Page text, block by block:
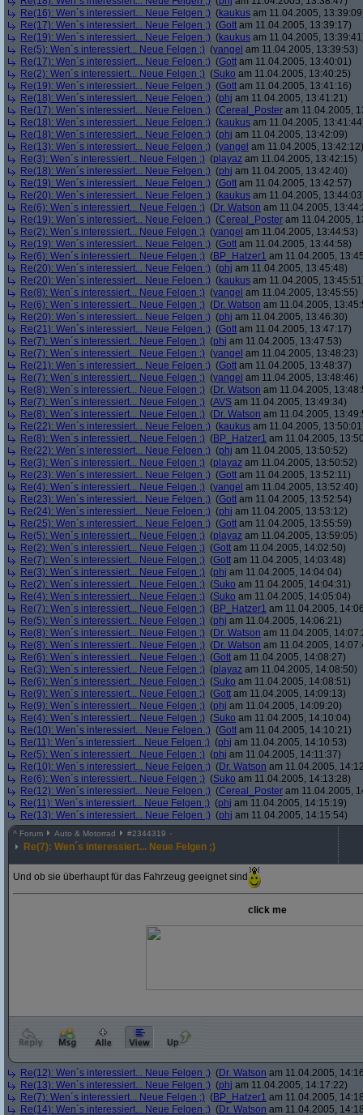
Re(16): Wen´s interessiert... Neue Felgen ;) (kaukus am 11.04.2005,
Re(17): Wen´s interessiert... Neue Felgen ;) (Gott am 11.04.2005, 13:39:17)
Re(19): Wen´s interessiert... Neue Felgen ;) (kaukus am 11.04.2005,
Re(5): Wen´s interessiert... Neue Felgen ;) (yangel am 11.04.2005, 13:39:53)
Re(17): Wen´s interessiert... Neue Felgen ;) (Gott am 11.04.2005, 13:40:01)
Re(2): Wen´s interessiert... Neue Felgen ;) (Suko am 11.04.2005, 13:40:25)
Re(19): Wen´s interessiert... Neue Felgen ;) (Gott am 11.04.2005, 13:41:16)
Re(18): Wen´s interessiert... Neue Felgen ;) (phj am 11.04.2005, 13:41:21)
Re(17): Wen´s interessiert... Neue Felgen ;) (Cereal_Poster am 11.04.2005,
Re(18): Wen´s interessiert... Neue Felgen ;) (kaukus am 11.04.2005,
Re(18): Wen´s interessiert... Neue Felgen ;) (phj am 11.04.2005, 13:42:09)
Re(13): Wen´s interessiert... Neue Felgen ;) (yangel am 11.04.2005, 13:42:12)
Re(3): Wen´s interessiert... Neue Felgen ;) (playaz am 11.04.2005, 13:42:15)
Re(18): Wen´s interessiert... Neue Felgen ;) (phj am 11.04.2005, 13:42:40)
Re(19): Wen´s interessiert... Neue Felgen ;) (Gott am 11.04.2005, 13:42:57)
Re(20): Wen´s interessiert... Neue Felgen ;) (kaukus am 11.04.2005,
Re(6): Wen´s interessiert... Neue Felgen ;) (Dr. Watson am 11.04.2005,
Re(19): Wen´s interessiert... Neue Felgen ;) (Cereal_Poster am 11.04.2005,
Re(2): Wen´s interessiert... Neue Felgen ;) (yangel am 11.04.2005, 13:44:53)
Re(19): Wen´s interessiert... Neue Felgen ;) (Gott am 11.04.2005, 13:44:58)
Re(6): Wen´s interessiert... Neue Felgen ;) (BP_Hatzer1 am 11.04.2005,
Re(20): Wen´s interessiert... Neue Felgen ;) (phj am 11.04.2005, 13:45:48)
Re(20): Wen´s interessiert... Neue Felgen ;) (kaukus am 11.04.2005,
Re(8): Wen´s interessiert... Neue Felgen ;) (yangel am 11.04.2005, 13:45:55)
Re(6): Wen´s interessiert... Neue Felgen ;) (Dr. Watson am 11.04.2005,
Re(20): Wen´s interessiert... Neue Felgen ;) (phj am 11.04.2005, 13:46:30)
Re(21): Wen´s interessiert... Neue Felgen ;) (Gott am 11.04.2005, 13:47:17)
Re(7): Wen´s interessiert... Neue Felgen ;) (phj am 11.04.2005, 13:47:53)
Re(7): Wen´s interessiert... Neue Felgen ;) (yangel am 11.04.2005, 13:48:23)
Re(21): Wen´s interessiert... Neue Felgen ;) (Gott am 11.04.2005, 13:48:37)
Re(7): Wen´s interessiert... Neue Felgen ;) (yangel am 11.04.2005, 13:48:46)
Re(8): Wen´s interessiert... Neue Felgen ;) (Dr. Watson am 11.04.2005,
Re(7): Wen´s interessiert... Neue Felgen ;) (AVS am 11.04.2005, 13:49:34)
Re(8): Wen´s interessiert... Neue Felgen ;) (Dr. Watson am 11.04.2005,
Re(22): Wen´s interessiert... Neue Felgen ;) (kaukus am 11.04.2005,
Re(8): Wen´s interessiert... Neue Felgen ;) (BP_Hatzer1 am 11.04.2005,
Re(22): Wen´s interessiert... Neue Felgen ;) (phj am 11.04.2005, 13:50:52)
Re(3): Wen´s interessiert... Neue Felgen ;) (playaz am 11.04.2005, 13:50:52)
Re(23): Wen´s interessiert... Neue Felgen ;) (Gott am 11.04.2005, 13:52:11)
Re(4): Wen´s interessiert... Neue Felgen ;) (yangel am 11.04.2005, 13:52:40)
Re(23): Wen´s interessiert... Neue Felgen ;) (Gott am 11.04.2005, 13:52:54)
Re(24): Wen´s interessiert... Neue Felgen ;) (phj am 11.04.2005, 13:53:12)
Re(25): Wen´s interessiert... Neue Felgen ;) (Gott am 11.04.2005, 13:55:59)
Re(5): Wen´s interessiert... Neue Felgen ;) (playaz am 11.04.2005, 13:59:05)
Re(2): Wen´s interessiert... Neue Felgen ;) (Gott am 11.04.2005, 14:02:50)
Re(7): Wen´s interessiert... Neue Felgen ;) (Gott am 11.04.2005, 14:03:48)
Re(3): Wen´s interessiert... Neue Felgen ;) (phj am 11.04.2005, 14:04:04)
Re(2): Wen´s interessiert... Neue Felgen ;) (Suko am 11.04.2005, 14:04:31)
Re(4): Wen´s interessiert... Neue Felgen ;) (Suko am 11.04.2005, 14:05:04)
Re(7): Wen´s interessiert... Neue Felgen ;) (BP_Hatzer1 am 11.04.2005,
Re(5): Wen´s interessiert... Neue Felgen ;) (phj am 11.04.2005, 14:06:21)
Re(8): Wen´s interessiert... Neue Felgen ;) (Dr. Watson am 11.04.2005,
Re(8): Wen´s interessiert... Neue Felgen ;) (Dr. Watson am 11.04.2005,
Re(6): Wen´s interessiert... Neue Felgen ;) (Gott am 11.04.2005, 14:08:27)
Re(3): Wen´s interessiert... Neue Felgen ;) (playaz am 11.04.2005, 14:08:50)
Re(6): Wen´s interessiert... Neue Felgen ;) (Suko am 11.04.2005, 14:08:51)
Re(9): Wen´s interessiert... Neue Felgen ;) (Gott am 11.04.2005, 14:09:13)
Re(9): Wen´s interessiert... Neue Felgen ;) (phj am 11.04.2005, 14:09:20)
Re(4): Wen´s interessiert... Neue Felgen ;) (Suko am 11.04.2005, 14:10:04)
Re(10): Wen´s interessiert... Neue Felgen ;) (Gott am 11.04.2005, 14:10:21)
Re(11): Wen´s interessiert... Neue Felgen ;) (phj am 11.04.2005, 14:10:53)
Re(5): Wen´s interessiert... Neue Felgen ;) (phj am 11.04.2005, 14:11:37)
Re(10): Wen´s interessiert... Neue Felgen ;) (Dr. Watson am 11.04.2005,
Re(6): Wen´s interessiert... Neue Felgen ;) (Suko am 11.04.2005, 14:13:28)
Re(12): Wen´s interessiert... Neue Felgen ;) (Cereal_Poster am 11.04.2005,
Re(11): Wen´s interessiert... Neue Felgen ;) (phj am 11.04.2005, 14:15:19)
Re(13): Wen´s interessiert... Neue Felgen ;) (phj am 11.04.2005, 14:15:54)
^ Forum Auto & Motorrad #2344319
Re(7): Wen´s interessiert... Neue Felgen ;)
Und ob sie überhaupt für das Fahrzeug geeignet sind
click me
Re(12): Wen´s interessiert... Neue Felgen ;) (Dr. Watson am 11.04.2005,
Re(13): Wen´s interessiert... Neue Felgen ;) (phj am 11.04.2005, 14:17:22)
Re(7): Wen´s interessiert... Neue Felgen ;) (BP_Hatzer1 am 11.04.2005,
Re(14): Wen´s interessiert... Neue Felgen ;) (Dr. Watson am 11.04.2005,